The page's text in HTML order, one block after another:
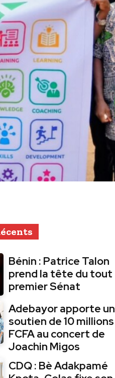
Bénin : Patrice Talon
prend la tête du tout
premier Sénat
Adebayor apporte un
soutien de 10 millions
FCFA au concert de
Joachin Migos
CDQ : Bè Adakpamé